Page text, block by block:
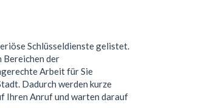
Schlüsseldienste gelistet.
Bereichen der
Arbeit für Sie
Dadurch werden kurze
Ihren Anruf und warten darauf